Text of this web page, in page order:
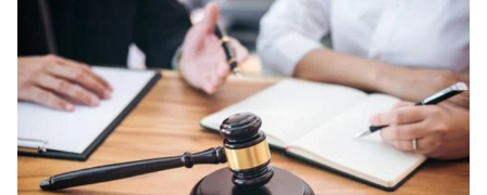
directement votre budget : du choix architectural aux